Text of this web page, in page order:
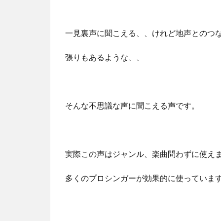
一見裏声に聞こえる、、けれど地声とのつ
張りもあるような、、
そんな不思議な声に聞こえる声です。
実際この声はジャンル、楽曲問わずに使えま
多くのプロシンガーが効果的に使っています